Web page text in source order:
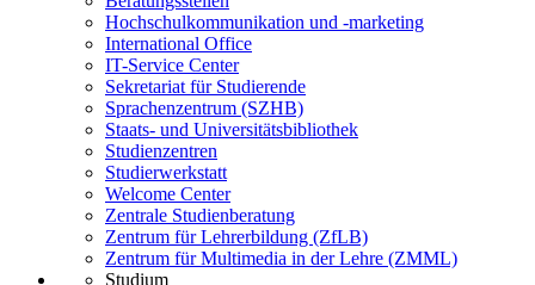
Hochschulkommunikation und -marketing
International Office
IT-Service Center
Sekretariat für Studierende
Sprachenzentrum (SZHB)
Staats- und Universitätsbibliothek
Studienzentren
Studierwerkstatt
Welcome Center
Zentrale Studienberatung
Zentrum für Lehrerbildung (ZfLB)
Zentrum für Multimedia in der Lehre (ZMML)
Studium